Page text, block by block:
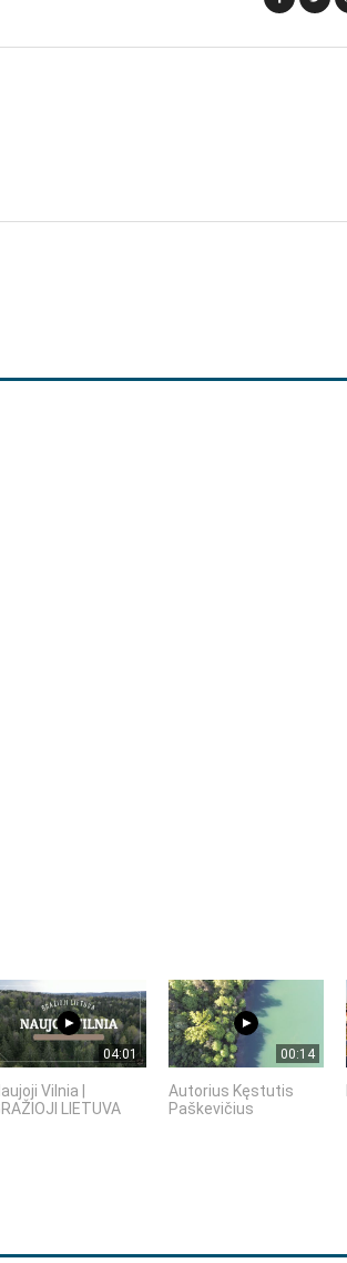
04:01
Vilnia |
LIETUVA
00:14
Autorius Kęstutis
Paškevičius